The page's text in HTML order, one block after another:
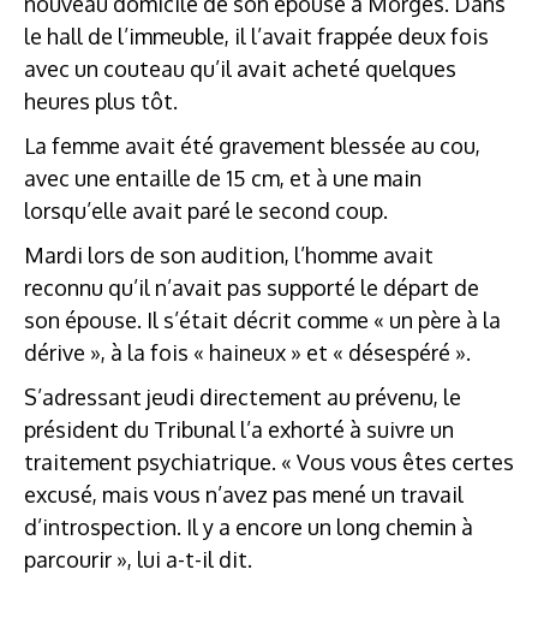
le hall de l’immeuble, il l’avait frappée deux fois
avec un couteau qu’il avait acheté quelques
heures plus tôt.
La femme avait été gravement blessée au cou,
avec une entaille de 15 cm, et à une main
lorsqu’elle avait paré le second coup.
Mardi lors de son audition, l’homme avait
reconnu qu’il n’avait pas supporté le départ de
son épouse. Il s’était décrit comme « un père à la
dérive », à la fois « haineux » et « désespéré ».
S’adressant jeudi directement au prévenu, le
président du Tribunal l’a exhorté à suivre un
traitement psychiatrique. « Vous vous êtes certes
excusé, mais vous n’avez pas mené un travail
d’introspection. Il y a encore un long chemin à
parcourir », lui a-t-il dit.